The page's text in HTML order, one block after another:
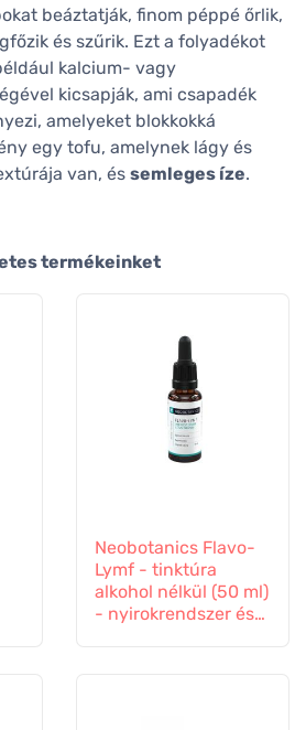
beáztatják, finom péppé őrlik,
és szűrik. Ezt a folyadékot
kalcium- vagy
kicsapják, ami csapadék
amelyeket blokkokká
egy tofu, amelynek lágy és
van, és semleges íze.
termékeinket
Neobotanics Flavo-
Lymf - tinktúra
alkohol nélkül (50 ml)
- nyirokrendszer és